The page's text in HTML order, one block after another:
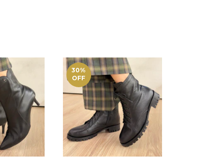
30%
OFF